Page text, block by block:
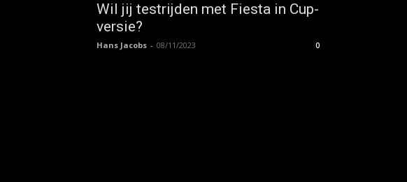
Wil jij testrijden met Fiesta in Cup-
versie?
Hans Jacobs - 08/11/2023 0